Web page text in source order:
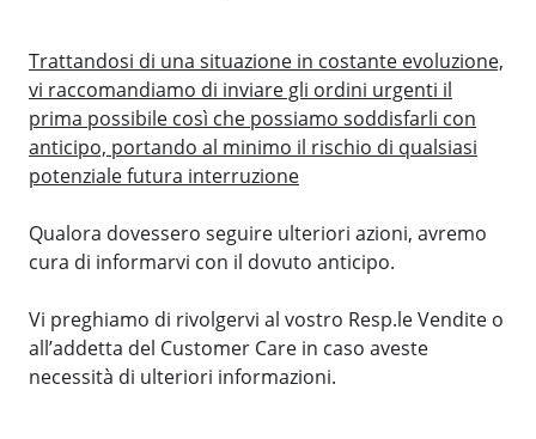
Trattandosi di una situazione in costante evoluzione,
vi raccomandiamo di inviare gli ordini urgenti il
prima possibile così che possiamo soddisfarli con
anticipo, portando al minimo il rischio di qualsiasi
potenziale futura interruzione
Qualora dovessero seguire ulteriori azioni, avremo
cura di informarvi con il dovuto anticipo.
Vi preghiamo di rivolgervi al vostro Resp.le Vendite o
all’addetta del Customer Care in caso aveste
necessità di ulteriori informazioni.